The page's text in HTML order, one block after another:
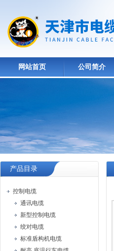
网站首页 公司简介
产品目录
控制电缆
通讯电缆
新型控制电缆
绞对电缆
标准盾构机电缆